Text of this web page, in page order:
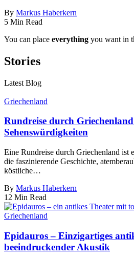
By Markus Haberkern
5 Min Read
You can place everything you want in
Stories
Latest Blog
Griechenland
Rundreise durch
Sehenswürdigkeiten
Eine Rundreise durch Griechenland ist
die faszinierende Geschichte,
köstliche…
By Markus Haberkern
12 Min Read
Griechenland
Epidauros – Einzigartiges
beeindruckender Akustik